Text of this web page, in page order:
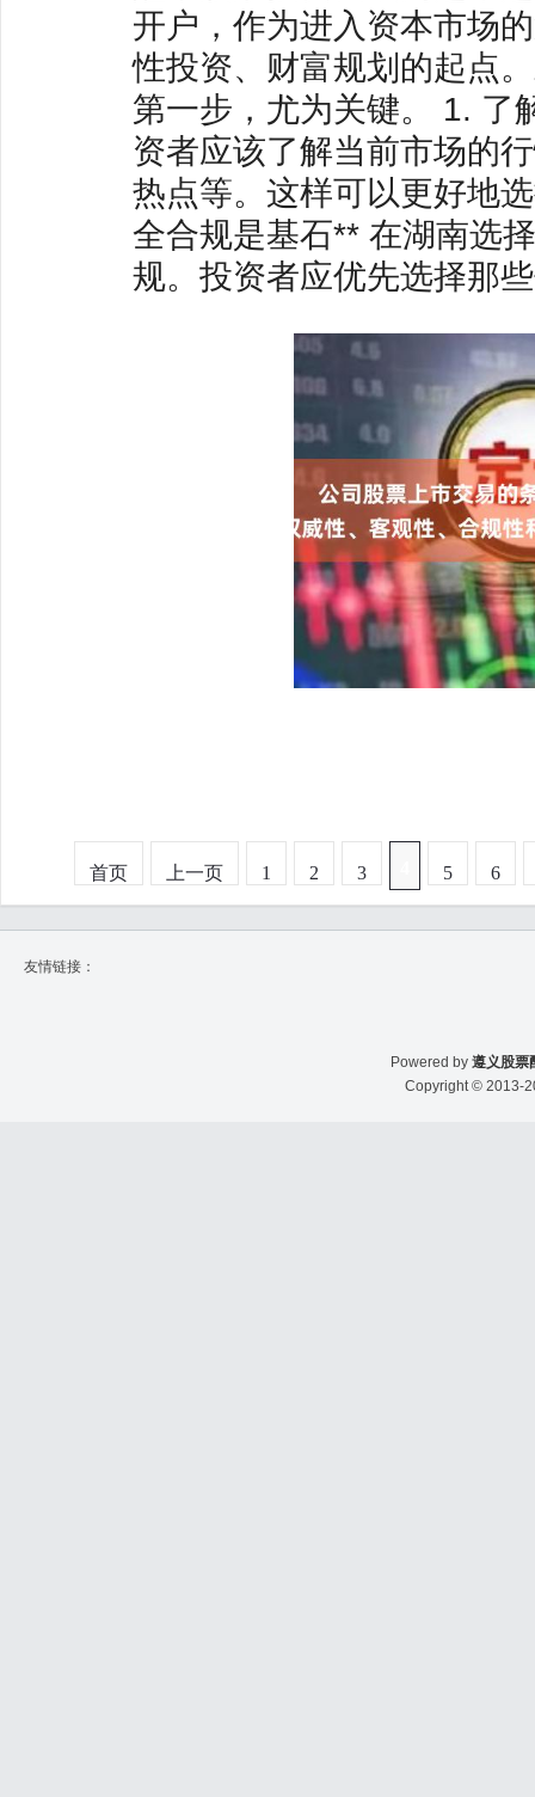
开户，作为进入资本市场
性投资、财富规划的起点
第一步，尤为关键。 1. 了
资者应该了解当前市场的
热点等。这样可以更好地
全合规是基石** 在湖南选
规。投资者应优先选择那
首页 上一页 1 2 3 5 6
友情链接：
Powered by 遵义股票
Copyright© 2013-